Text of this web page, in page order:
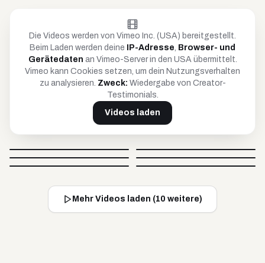
Die Videos werden von Vimeo Inc. (USA) bereitgestellt.
Beim Laden werden deine
IP-Adresse, Browser- und
Gerätedaten an Vimeo-Server in den USA übermittelt.
Vimeo kann Cookies setzen, um dein Nutzungsverhalten
zu analysieren. Zweck: Wiedergabe von Creator-
Testimonials.
Videos laden
Video blockiert Video blockiert
Video blockiert Video blockiert
Mehr Videos laden (10 weitere)